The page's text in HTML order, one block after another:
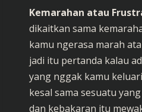
Kemarahan atau
dikaitkan sama
kamu ngerasa marah
jadi itu pertanda kalau
yang nggak kamu
kesal sama sesuatu
dan kebakaran itu